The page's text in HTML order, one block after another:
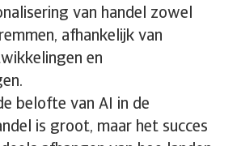
van handel zowel
afhankelijk van
en
belofte van AI in de
is groot, maar het succes